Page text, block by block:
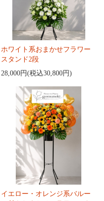
ホワイト系おまかせフラワー
スタンド2段
28,000円(税込30,800円)
イエロー・オレンジ系バルー